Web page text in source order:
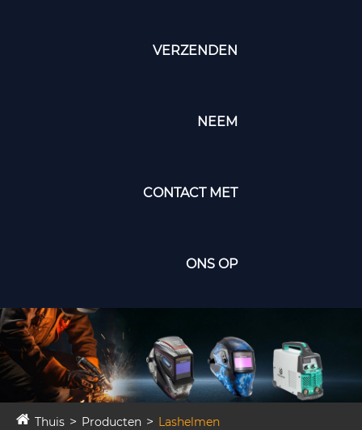
VERZENDEN
NEEM
CONTACT MET
ONS OP
Thuis Producten Lashelmen